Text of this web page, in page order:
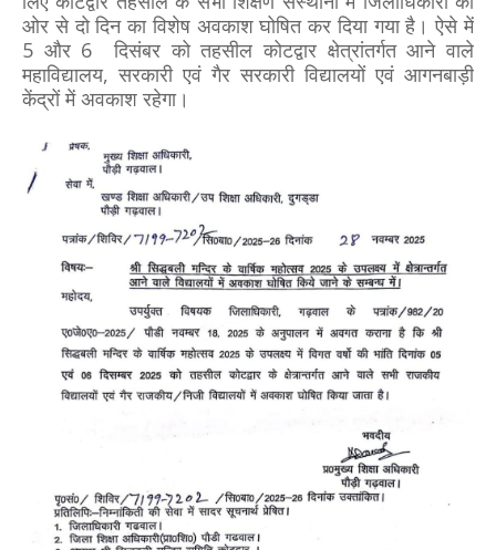
ओर से दो दिन का विशेष अवकाश घोषित कर दिया गया है। ऐसे में
5 और 6 दिसंबर को तहसील कोटद्वार क्षेत्रांतर्गत आने वाले
महाविद्यालय, सरकारी एवं गैर सरकारी विद्यालयों एवं आगनबाड़ी
केंद्रों में अवकाश रहेगा।